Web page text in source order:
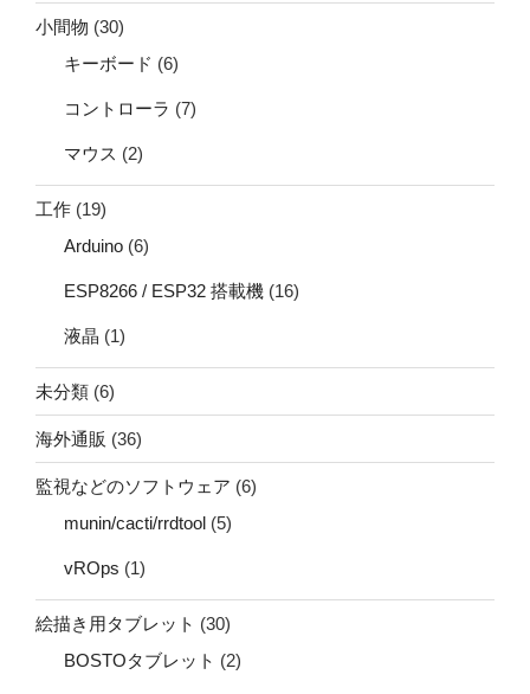
小間物 (30)
キーボード (6)
コントローラ (7)
マウス (2)
工作 (19)
Arduino (6)
ESP8266 / ESP32 搭載機 (16)
液晶 (1)
未分類 (6)
海外通販 (36)
監視などのソフトウェア (6)
munin/cacti/rrdtool (5)
vROps (1)
絵描き用タブレット (30)
BOSTOタブレット (2)